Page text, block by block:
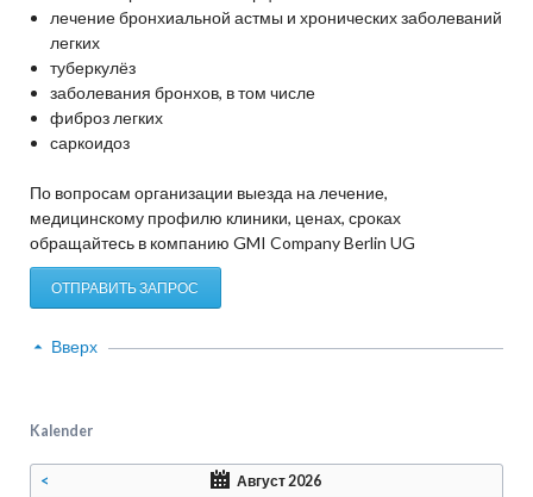
лечение бронхиальной астмы и хронических заболеваний
легких
туберкулёз
заболевания бронхов, в том числе
фиброз легких
саркоидоз
По вопросам организации выезда на лечение,
медицинскому профилю клиники, ценах, сроках
обращайтесь в компанию GMI Company Berlin UG
ОТПРАВИТЬ ЗАПРОС
Вверх
Kalender
< Август 2026